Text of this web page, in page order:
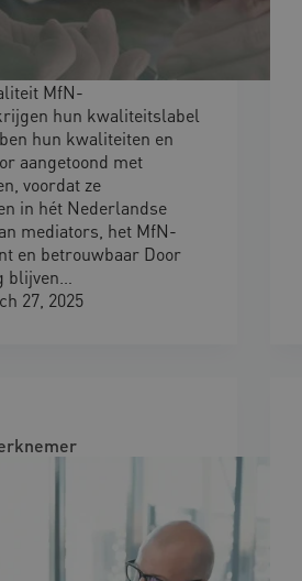
MfN-
hun kwaliteitslabel
hun kwaliteiten en
aangetoond met
voordat ze
in hét Nederlandse
mediators, het MfN-
en betrouwbaar Door
27, 2025